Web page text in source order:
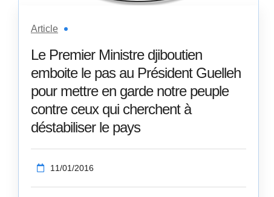
Article
Le Premier Ministre djiboutien
emboite le pas au Président Guelleh
pour mettre en garde notre peuple
contre ceux qui cherchent à
déstabiliser le pays
11/01/2016